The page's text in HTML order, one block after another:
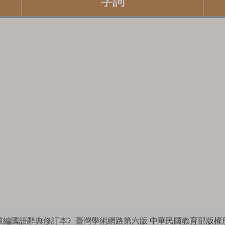
編國語辭典修訂本》臺灣學術網路第六版 中華民國教育部版權